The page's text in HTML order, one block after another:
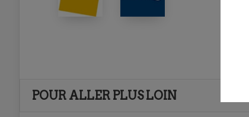
POUR ALLER PLUS LOIN